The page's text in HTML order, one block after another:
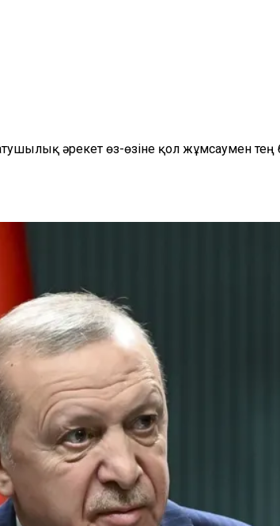
әрекет өз-өзіне қол жұмсаумен